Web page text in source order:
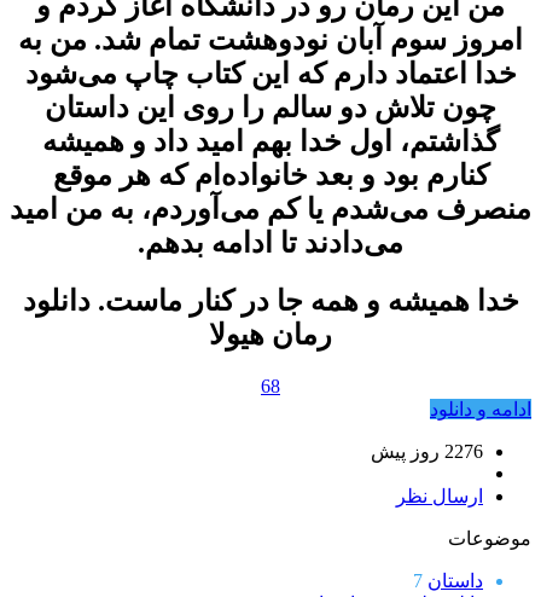
امروز سوم آبان نودوهشت تمام شد. من به
خدا اعتماد دارم که این کتاب چاپ می‌شود
چون تلاش دو سالم را روی این داستان
گذاشتم، اول خدا بهم امید داد و همیشه
کنارم بود و بعد خانواده‌ام که هر موقع
منصرف می‌شدم یا کم می‌آوردم، به من امید
می‌دادند تا ادامه بدهم.
خدا همیشه و همه جا در کنار ماست. دانلود
رمان هیولا
68
ادامه و دانلود
2276 روز پيش
ارسال نظر
موضوعات
داستان 7